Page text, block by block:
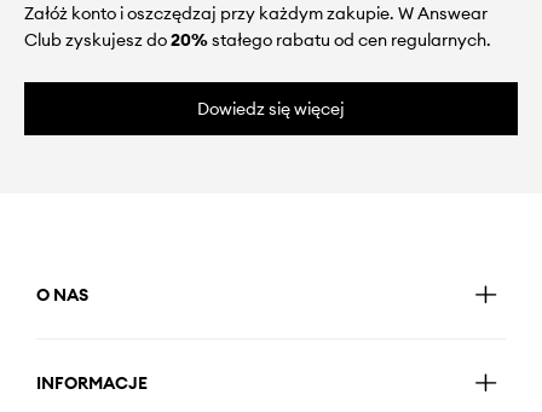
Załóż konto i oszczędzaj przy każdym zakupie. W Answear
Club zyskujesz do20%stałego rabatu od cen regularnych.
Dowiedz się więcej
O NAS
INFORMACJE